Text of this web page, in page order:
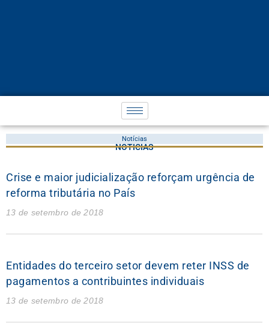
NOTÍCIAS
Notícias
Crise e maior judicialização reforçam urgência de
reforma tributária no País
13 de setembro de 2018
Entidades do terceiro setor devem reter INSS de
pagamentos a contribuintes individuais
13 de setembro de 2018